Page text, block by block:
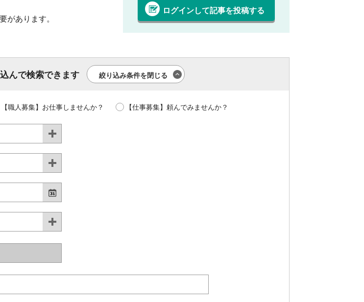
あります。
ログインして記事を投稿する
んで検索できます 絞り込み条件を閉じる
【職人募集】お仕事しませんか？ 【仕事募集】頼んでみませんか？